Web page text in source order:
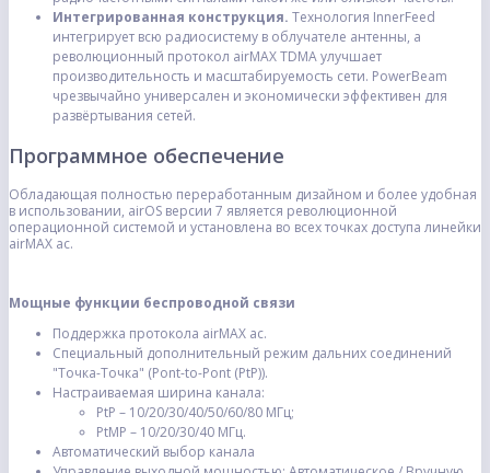
Интегрированная конструкция. Технология InnerFeed
интегрирует всю радиосистему в облучателе антенны, а
революционный протокол airMAX TDMA улучшает
производительность и масштабируемость сети. PowerBeam
чрезвычайно универсален и экономически эффективен для
развёртывания сетей.
Программное обеспечение
Обладающая полностью переработанным дизайном и более удобная
в использовании, airOS версии 7 является революционной
операционной системой и установлена во всех точках доступа линейки
airMAX ac.
Мощные функции беспроводной связи
Поддержка протокола airMAX ac.
Специальный дополнительный режим дальних соединений
"Точка-Точка" (Pont-to-Pont (PtP)).
Настраиваемая ширина канала:
PtP – 10/20/30/40/50/60/80 МГц;
PtMP – 10/20/30/40 МГц.
Автоматический выбор канала